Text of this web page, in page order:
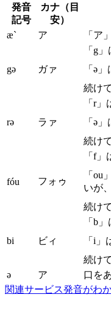
発音
記号
カナ（目
安）
æ` ア 「ア
gə ガァ
「g
「ə
続け
rə ラァ
「r
「ə
続け
fóu フォゥ
「f
「
いが
続け
bi ビィ
「b
「i
続け
ə
ア
口を
関連サービス発音がわ